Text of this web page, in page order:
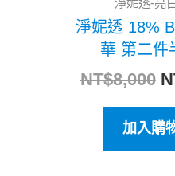
淨妮透 18%
華 第二件
NT$8,000
加入購